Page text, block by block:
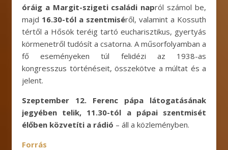
óráig a Margit-szigeti családi napról számol be,
majd 16.30-tól a szentmiséről, valamint a Kossuth
tértől a Hősök teréig tartó eucharisztikus, gyertyás
körmenetről tudósít a csatorna. A műsorfolyamban a
fő eseményeken túl felidézi az 1938-as
kongresszus történéseit, összekötve a múltat és a
jelent.
Szeptember 12. Ferenc pápa látogatásának
jegyében telik, 11.30-tól a pápai szentmisét
élőben közvetíti a rádió – áll a közleményben.
Forrás